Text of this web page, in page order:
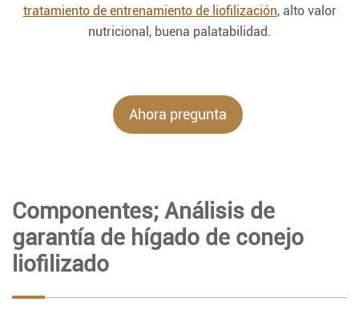
tratamiento de entrenamiento de liofilización, alto valor
nutricional, buena palatabilidad.
Ahora pregunta
Componentes; Análisis de
garantía de hígado de conejo
liofilizado